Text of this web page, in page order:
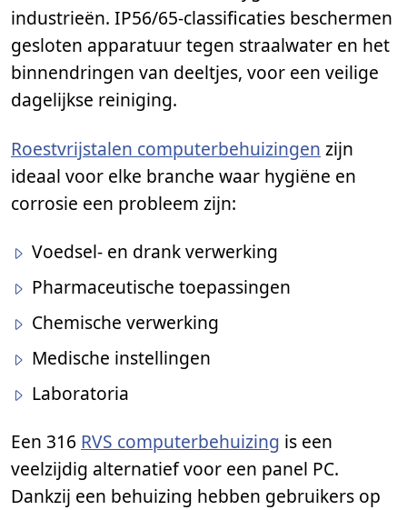
industrieën. IP56/65-classificaties beschermen
gesloten apparatuur tegen straalwater en het
binnendringen van deeltjes, voor een veilige
dagelijkse reiniging.
Roestvrijstalen computerbehuizingen zijn
ideaal voor elke branche waar hygiëne en
corrosie een probleem zijn:
Voedsel- en drank verwerking
Pharmaceutische toepassingen
Chemische verwerking
Medische instellingen
Laboratoria
Een 316 RVS computerbehuizing is een
veelzijdig alternatief voor een panel PC.
Dankzij een behuizing hebben gebruikers op